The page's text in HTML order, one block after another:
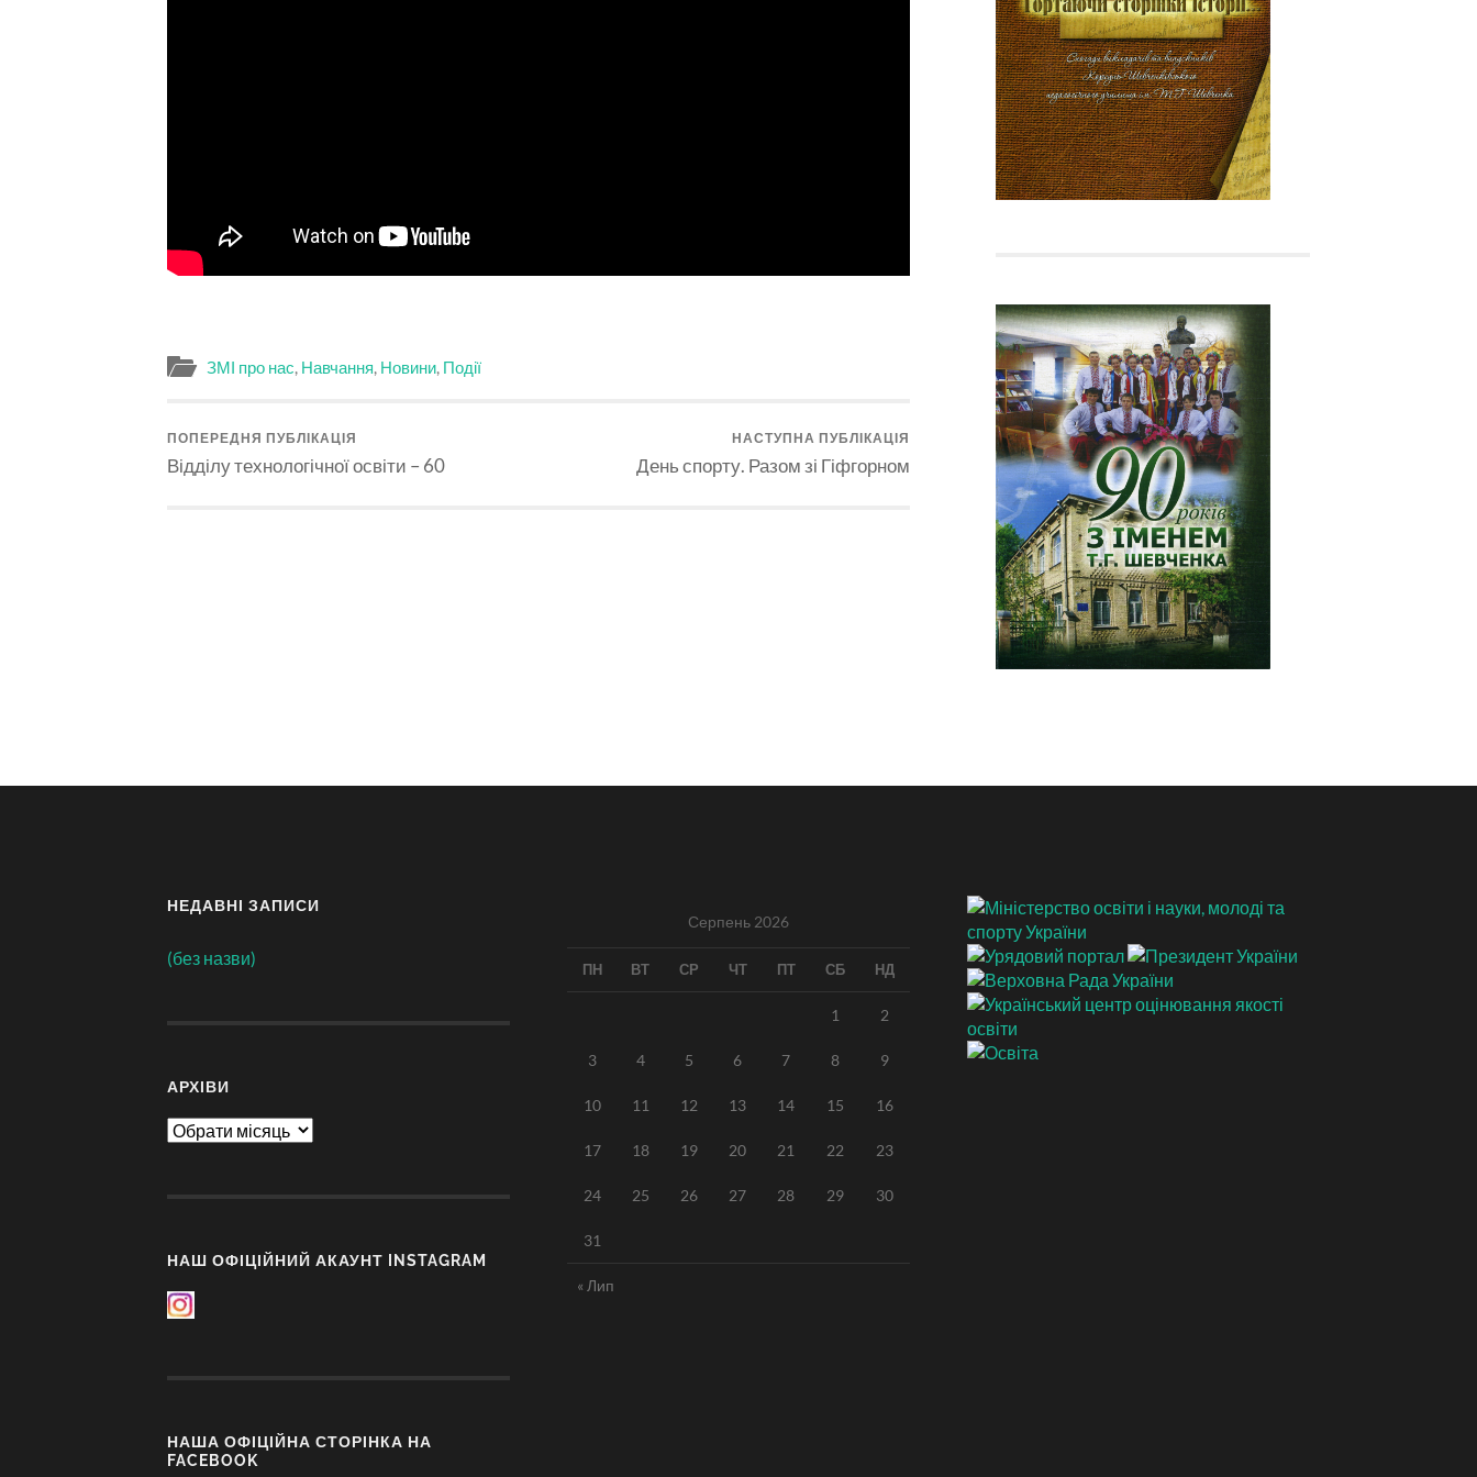
ЗМІ про нас, Навчання, Новини, Події
ПОПЕРЕДНЯ ПУБЛІКАЦІЯ
Відділу технологічної освіти – 60
НАСТУПНА ПУБЛІКАЦІЯ
День спорту. Разом зі Гіфгорном
НЕДАВНІ ЗАПИСИ
(без назви)
АРХІВИ
Архіви
НАШ ОФІЦІЙНИЙ АКАУНТ INSTAGRAM
НАША ОФІЦІЙНА СТОРІНКА НА
FACEBOOK
Серпень 2026
ПН ВТ СР ЧТ ПТ СБ НД
1 2
3 4 5 6 7 8 9
10 11 12 13 14 15 16
17 18 19 20 21 22 23
24 25 26 27 28 29 30
31
« Лип